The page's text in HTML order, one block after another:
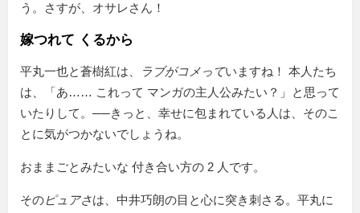
う。さすが、オサレさん！
嫁つれて くるから
平丸一也と蒼樹紅は、 ラブがコメっていますね！ 本人たち
は、「あ…… これって マンガの主人公みたい？」と思って
いたりして。──きっと、幸せに包まれている人は、そのこ
とに気がつかないでしょうね。
おままごとみたいな 付き合い方の 2 人です。
そのピュアさは、中井巧朗の目と心に突き刺さる。平丸に